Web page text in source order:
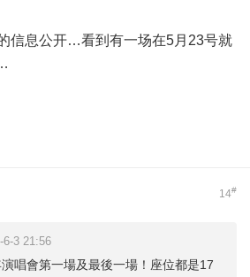
信息公开…看到有一场在5月23号就
14#
6-3 21:56
唱會第一場及最後一場！座位都是17